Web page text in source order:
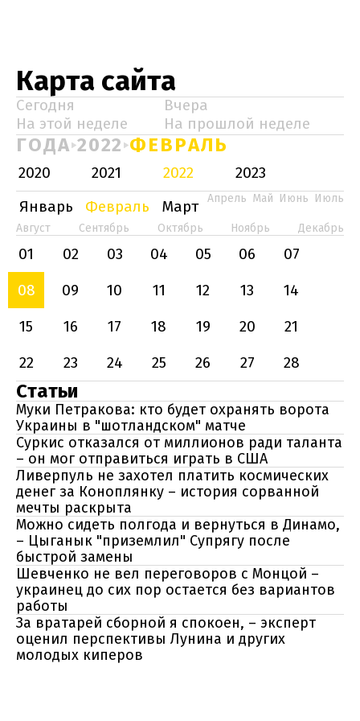
Карта сайта
Сегодня
Вчера
На этой неделе
На прошлой неделе
ГОДА 2022 ФЕВРАЛЬ
2020 2021 2022
2023
Январь
Февраль Март Апрель Май Июнь Июль
Август Сентябрь Октябрь Ноябрь Декабрь
01 02 03 04 05 06
07
08
09 10 11 12 13
14
15
16 17 18 19 20
21
22
23 24 25 26 27 28
Статьи
Муки Петракова: кто будет охранять ворота
Украины в "шотландском" матче
Суркис отказался от миллионов ради таланта
– он мог отправиться играть в США
Ливерпуль не захотел платить космических
денег за Коноплянку – история сорванной
мечты раскрыта
Можно сидеть полгода и вернуться в Динамо,
– Цыганык "приземлил" Супрягу после
быстрой замены
Шевченко не вел переговоров с Монцой –
украинец до сих пор остается без вариантов
работы
За вратарей сборной я спокоен, – эксперт
оценил перспективы Лунина и других
молодых киперов